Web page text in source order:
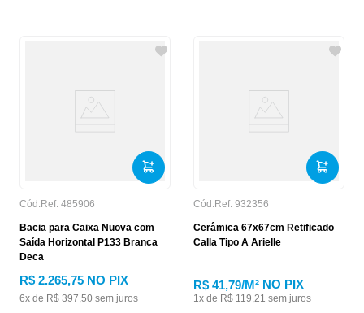
Cód.Ref: 485906
Bacia para Caixa Nuova com
Saída Horizontal P133 Branca
Deca
R$ 2.265,75 NO PIX
6x de R$ 397,50 sem juros
Cód.Ref: 932356
Cerâmica 67x67cm Retificado
Calla Tipo A Arielle
R$ 41,79/M² NO PIX
1x de R$ 119,21 sem juros